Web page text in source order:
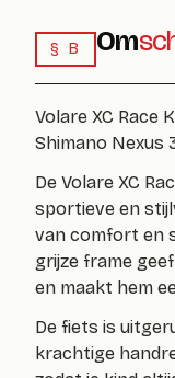
§ B Om
Volare XC Race
Shimano Nexus
De Volare XC
sportieve en
van comfort en
grijze frame
en maakt hem
De fiets is
krachtige